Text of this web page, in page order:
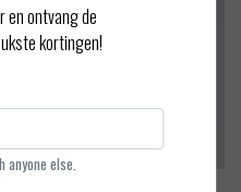
en ontvang de
kortingen!
anyone else.